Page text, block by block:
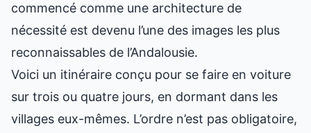
commencé comme une architecture de
nécessité est devenu l’une des images les plus
reconnaissables de l’Andalousie.
Voici un itinéraire conçu pour se faire en voiture
sur trois ou quatre jours, en dormant dans les
villages eux-mêmes. L’ordre n’est pas obligatoire,